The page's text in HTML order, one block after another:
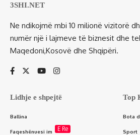
3SHI.NET
Ne ndikojmë mbi 10 milionë vizitorë
numër një i lajmeve të biznesit dhe
Maqedoni,Kosovë dhe Shqipëri.
Lidhje e shpejtë
Ballina
Faqeshënuesi im E Re
Top
Bota
Sport